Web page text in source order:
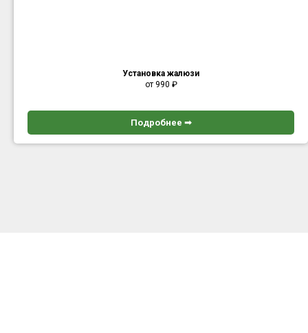
Установка жалюзи
от 990 ₽
Подробнее ➟